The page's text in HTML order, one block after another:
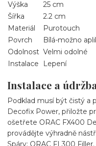
Výška
25 cm
Šířka
2.2 cm
Materiál
Purotouch
Povrch
Bílá-možno
Odolnost Velmi odolné
Instalace
Lepení
Instalace a údržba
Podklad musí být čistý a
Decofix Power, přiložte
ošetřete ORAC FX400
provádějte výhradně
Spáry: ORAC FL300 Filler.